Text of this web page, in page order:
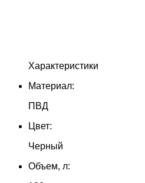
Характеристики
Материал:
ПВД
Цвет:
Черный
Объем, л: